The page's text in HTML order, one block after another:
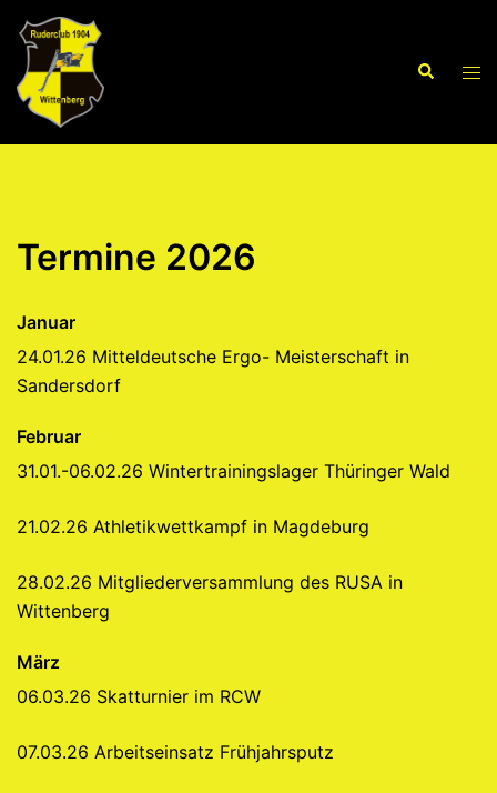
Inhalt
springen
Suche
Termine 2026
Januar
24.01.26 Mitteldeutsche Ergo- Meisterschaft in
Sandersdorf
Februar
31.01.-06.02.26 Wintertrainingslager Thüringer Wald
21.02.26 Athletikwettkampf in Magdeburg
28.02.26 Mitgliederversammlung des RUSA in
Wittenberg
März
06.03.26 Skatturnier im RCW
07.03.26 Arbeitseinsatz Frühjahrsputz